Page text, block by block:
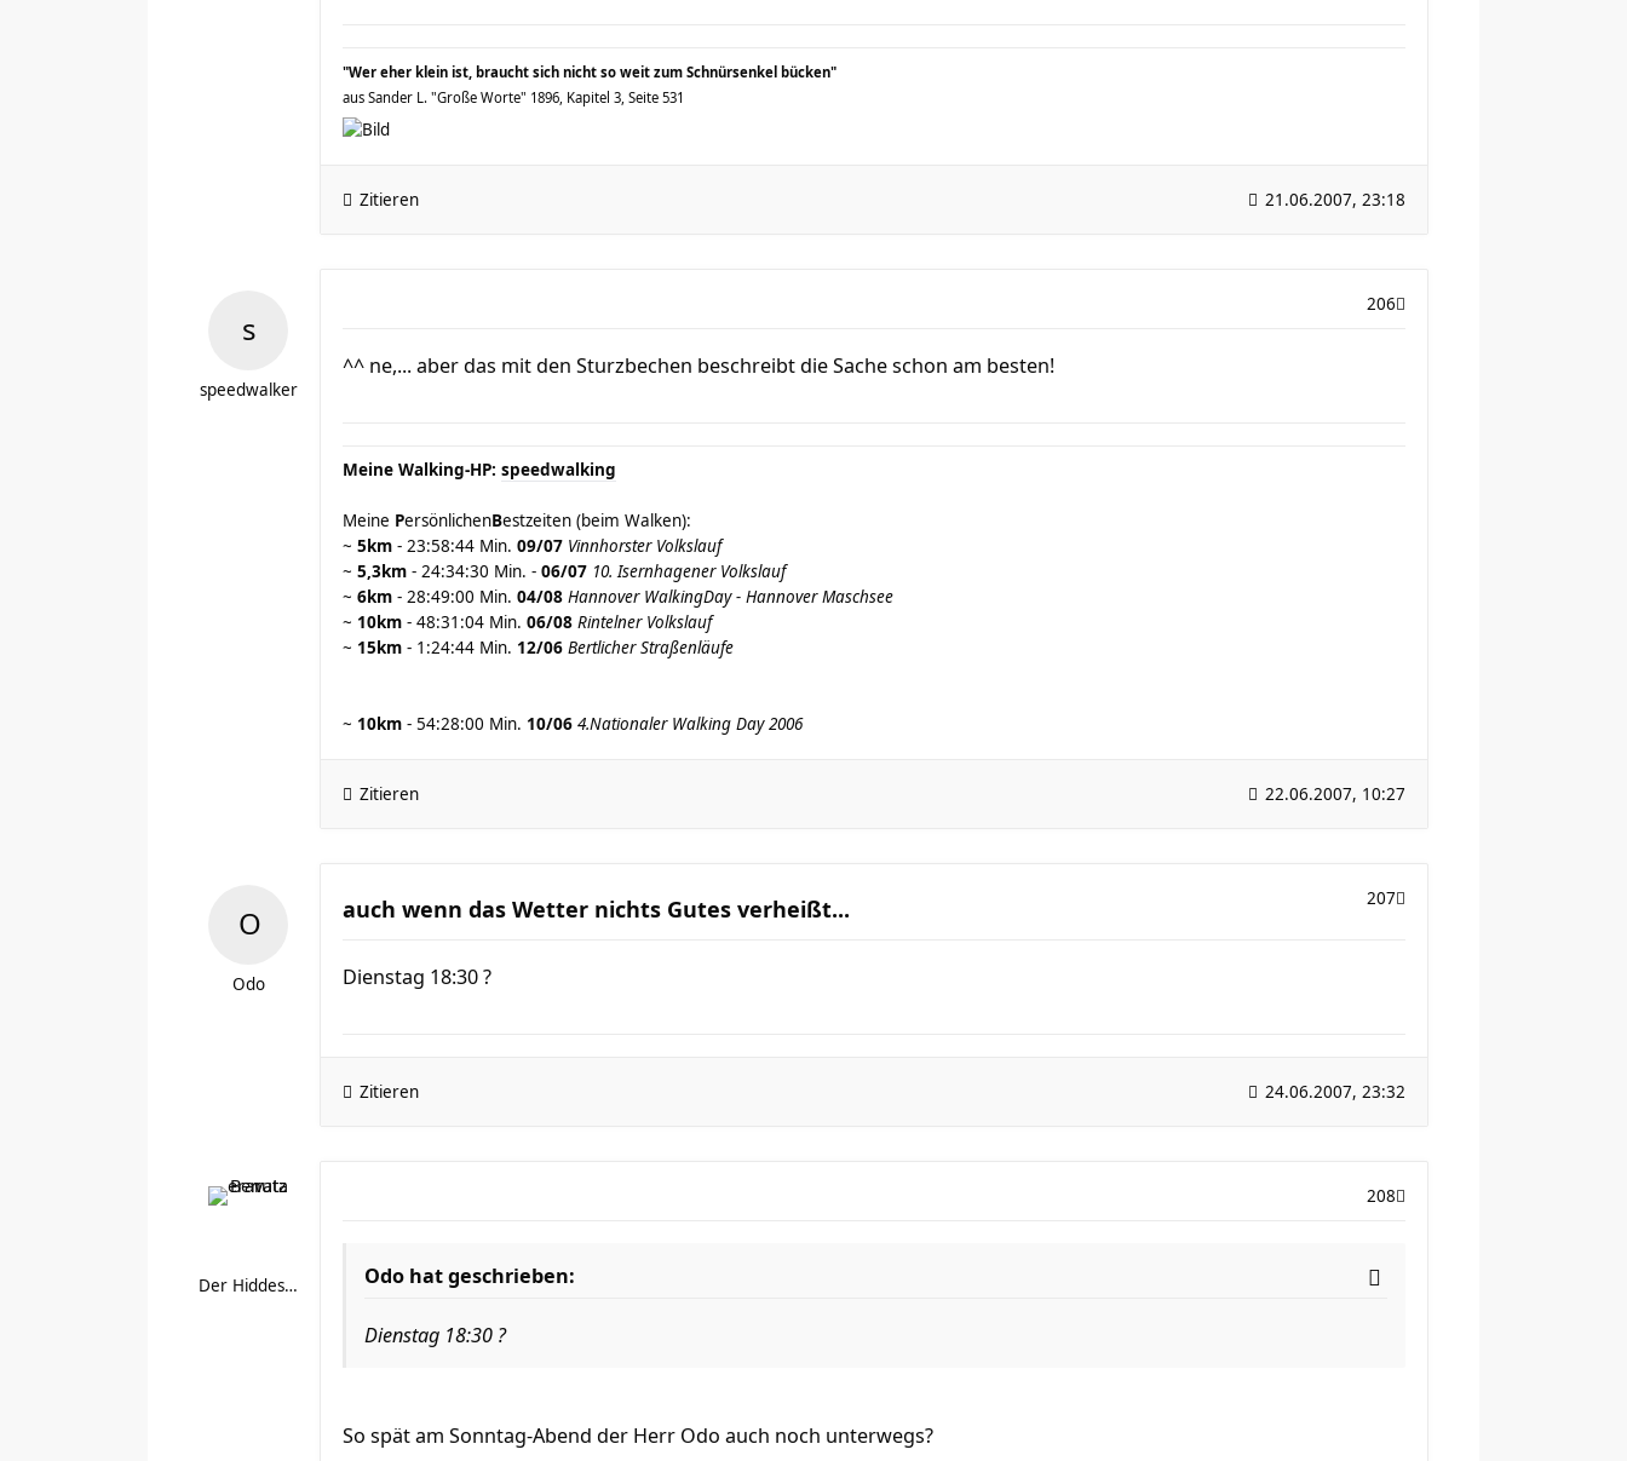
"Wer eher klein ist, braucht sich nicht so weit zum Schnürsenkel bücken"
aus Sander L. "Große Worte" 1896, Kapitel 3, Seite 531
Zitieren 21.06.2007, 23:18
speedwalker
206
^^ ne,... aber das mit den Sturzbechen beschreibt die Sache schon am besten!
Meine Walking-HP: speedwalking
Meine PersönlichenBestzeiten (beim Walken):
~ 5km - 23:58:44 Min. 09/07 Vinnhorster Volkslauf
~ 5,3km - 24:34:30 Min. - 06/07 10. Isernhagener Volkslauf
~ 6km - 28:49:00 Min. 04/08 Hannover WalkingDay - Hannover Maschsee
~ 10km - 48:31:04 Min. 06/08 Rintelner Volkslauf
~ 15km - 1:24:44 Min. 12/06 Bertlicher Straßenläufe
~ 10km - 54:28:00 Min. 10/06 4.Nationaler Walking Day 2006
Zitieren 22.06.2007, 10:27
Odo
auch wenn das Wetter nichts Gutes verheißt... 207
Dienstag 18:30 ?
Zitieren 24.06.2007, 23:32
Der Hiddestorfer
208
Odo hat geschrieben:
Dienstag 18:30 ?
So spät am Sonntag-Abend der Herr Odo auch noch unterwegs?